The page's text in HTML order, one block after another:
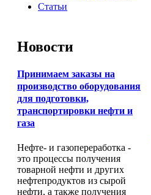
Статьи
Новости
Принимаем заказы на
производство оборудования
для подготовки,
транспортировки нефти и
газа
Нефте- и газопереработка -
это процессы получения
товарной нефти и других
нефтепродуктов из сырой
нефти, а также получения